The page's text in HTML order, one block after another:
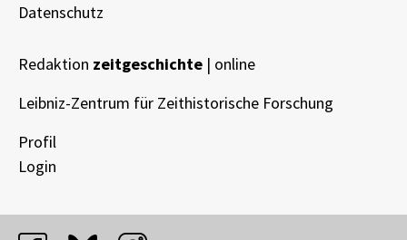
Datenschutz
Redaktion zeitgeschichte | online
Leibniz-Zentrum für Zeithistorische Forschung
Profil
Login